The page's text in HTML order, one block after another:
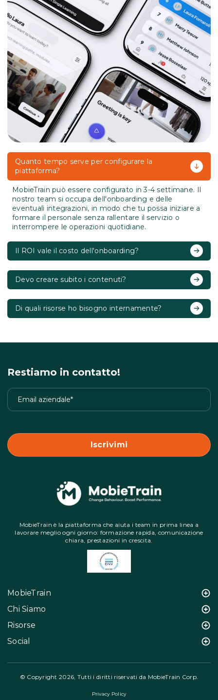
Quanto tempo serve per configurare la
piattaforma?
MobieTrain può essere configurato in 3-4 settimane. Il
nostro team si occupa dell'onboarding e delle
eventuali integrazioni, in modo che tu possa iniziare a
formare il personale senza rallentare il servizio o
interrompere le operazioni quotidiane.
Il ROI vale il costo dell'onboarding?
Devo creare subito i contenuti?
Di quali risorse ho bisogno internamente?
Restiamo in contatto!
MobieTrain è la piattaforma che aiuta i team in prima linea a
lavorare meglio ogni giorno: formazione rapida, comunicazione
chiara, prestazioni in crescita.
MobieTrain
Chi Siamo
Risorse
Social
© Copyright 2026, Tutti i diritti riservati da MobieTrain Corp.
Privacy Policy